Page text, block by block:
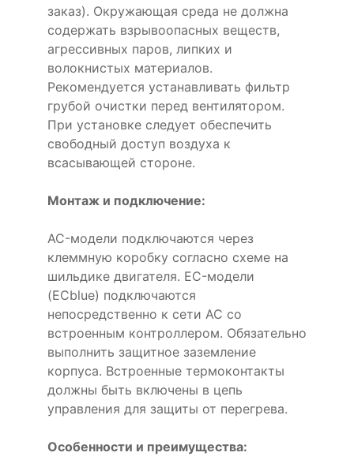
заказ). Окружающая среда не должна
содержать взрывоопасных веществ,
агрессивных паров, липких и
волокнистых материалов.
Рекомендуется устанавливать фильтр
грубой очистки перед вентилятором.
При установке следует обеспечить
свободный доступ воздуха к
всасывающей стороне.
Монтаж и подключение:
AC-модели подключаются через
клеммную коробку согласно схеме на
шильдике двигателя. EC-модели
(ECblue) подключаются
непосредственно к сети AC со
встроенным контроллером. Обязательно
выполнить защитное заземление
корпуса. Встроенные термоконтакты
должны быть включены в цепь
управления для защиты от перегрева.
Особенности и преимущества: